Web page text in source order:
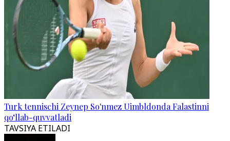
Turk tennischi Zeynep So'nmez Uimbldonda Falastinni
qo‘llab-quvvatladi
TAVSIYA ETILADI